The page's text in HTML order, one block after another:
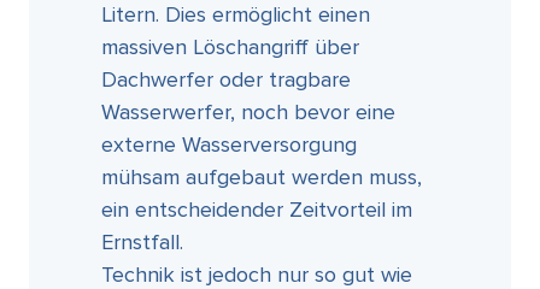
Litern. Dies ermöglicht einen
massiven Löschangriff über
Dachwerfer oder tragbare
Wasserwerfer, noch bevor eine
externe Wasserversorgung
mühsam aufgebaut werden muss,
ein entscheidender Zeitvorteil im
Ernstfall.
Technik ist jedoch nur so gut wie